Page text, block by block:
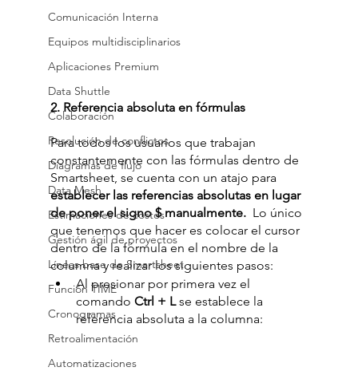
Comunicación Interna
Equipos multidisciplinarios
Aplicaciones Premium
Data Shuttle
Colaboración
Resolución de conflictos
Diagramas de flujo
Data Mesh
Estimaciones de costos
Gestión ágil de proyectos
Líneas base de Smartsheet
Función TIME
Cronogramas
Retroalimentación
Automatizaciones
2. Referencia absoluta en fórmulas
Para todos los usuarios que trabajan
constantemente con las fórmulas dentro de
Smartsheet, se cuenta con un atajo para
establecer las referencias absolutas en lugar
de poner el signo $ manualmente. Lo único
que tenemos que hacer es colocar el cursor
dentro de la fórmula en el nombre de la
columna y realizar los siguientes pasos:
Al presionar por primera vez el
comando Ctrl + L se establece la
referencia absoluta a la columna: